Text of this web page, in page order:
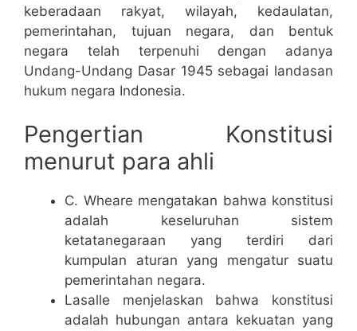
keberadaan rakyat, wilayah, kedaulatan,
pemerintahan, tujuan negara, dan bentuk
negara telah terpenuhi dengan adanya
Undang-Undang Dasar 1945 sebagai landasan
hukum negara Indonesia.
Pengertian Konstitusi
menurut para ahli
C. Wheare mengatakan bahwa konstitusi
adalah keseluruhan sistem
ketatanegaraan yang terdiri dari
kumpulan aturan yang mengatur suatu
pemerintahan negara.
Lasalle menjelaskan bahwa konstitusi
adalah hubungan antara kekuatan yang